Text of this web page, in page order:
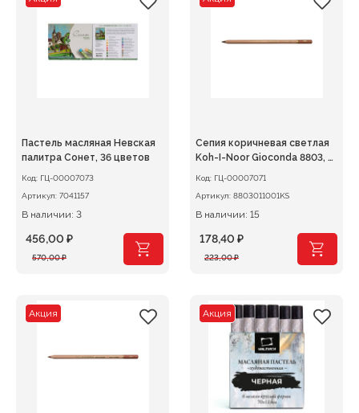
Пастель масляная Невская
палитра Сонет, 36 цветов
Код: ГЦ-00007073
Артикул: 7041157
В наличии: 3
570,00₽
Первоначальная
570,00 ₽.
456,00 ₽
Текущая
Сепия коричневая светлая
Koh-I-Noor Gioconda 8803, в
Код: ГЦ-00007071
Артикул: 8803011001KS
В наличии: 15
223,00₽
Первоначальная
223,00 ₽.
178,40 ₽
Текущая
Акция Акция